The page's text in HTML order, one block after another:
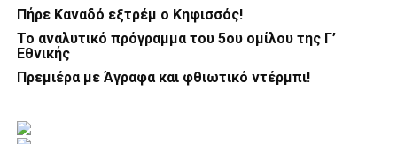
Πήρε Καναδό εξτρέμ ο Κηφισσός!
Το αναλυτικό πρόγραμμα του 5ου ομίλου της Γ’
Εθνικής
Πρεμιέρα με Άγραφα και φθιωτικό ντέρμπι!